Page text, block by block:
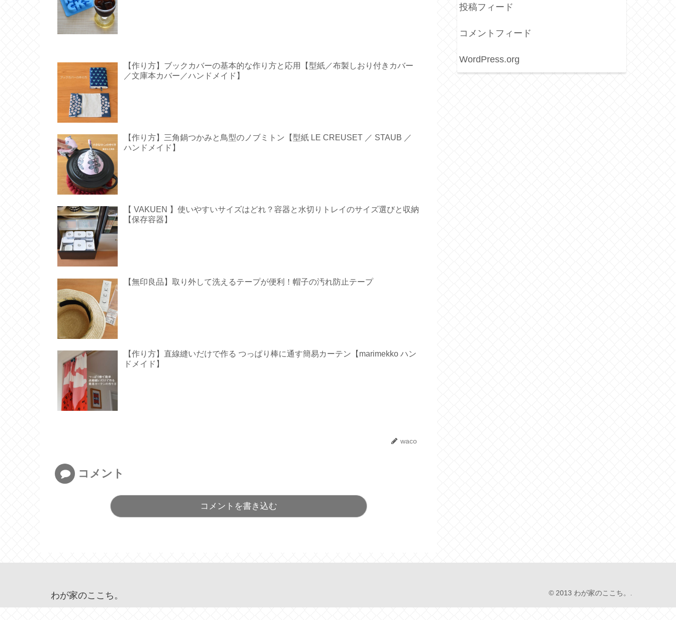
【作り方】ブックカバーの基本的な作り方と応用【型紙／布製しおり付きカバー
／文庫本カバー／ハンドメイド】
【作り方】三角鍋つかみと鳥型のノブミトン【型紙 LE CREUSET ／ STAUB ／
ハンドメイド】
【 VAKUEN 】使いやすいサイズはどれ？容器と水切りトレイのサイズ選びと収納
【保存容器】
【無印良品】取り外して洗えるテープが便利！帽子の汚れ防止テープ
【作り方】直線縫いだけで作る つっぱり棒に通す簡易カーテン【marimekko ハン
ドメイド】
waco
コメント
コメントを書き込む
投稿フィード
コメントフィード
WordPress.org
わが家のここち。 © 2013 わが家のここち。.